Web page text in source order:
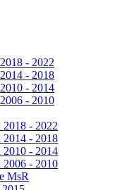
- 2022
- 2018
- 2014
- 2010
2018 - 2022
2014 - 2018
2010 - 2014
2006 - 2010
MsR